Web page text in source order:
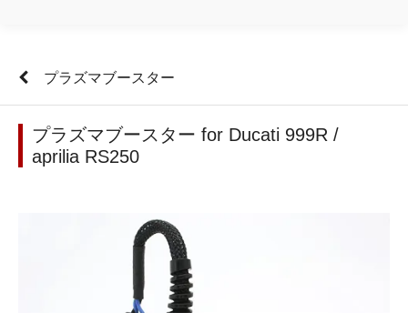
プラズマブースター
プラズマブースター for Ducati 999R /
aprilia RS250